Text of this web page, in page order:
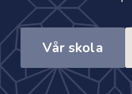
Vår skola